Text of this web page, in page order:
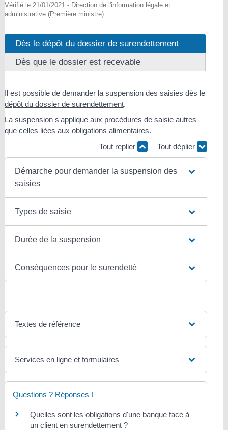
Vérifié le 21/01/2021 - Direction de l'information légale et
administrative (Première ministre)
Dès le dépôt du dossier de surendettement
Dès que le dossier est recevable
Il est possible de demander la suspension des saisies dès le
dépôt du dossier de surendettement.
La suspension s'applique aux procédures de saisie autres
que celles liées aux obligations alimentaires.
Tout replier
Tout déplier
Démarche pour demander la suspension des
saisies
Types de saisie
Durée de la suspension
Conséquences pour le surendetté
Textes de référence
Services en ligne et formulaires
Questions ? Réponses !
Quelles sont les obligations d'une banque face à
un client en surendettement ?